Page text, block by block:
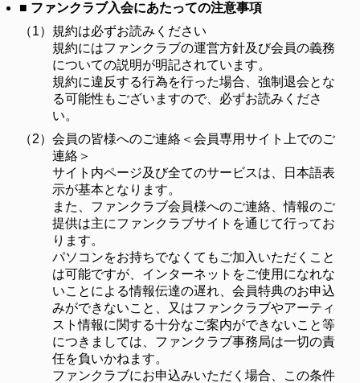
■ ファンクラブ入会にあたっての注意事項
（1） 規約は必ずお読みください
規約にはファンクラブの運営方針及び会員の義務
についての説明が明記されています。
規約に違反する行為を行った場合、強制退会とな
る可能性もございますので、必ずお読みくださ
い。
（2） 会員の皆様へのご連絡＜会員専用サイト上でのご
連絡＞
サイト内ページ及び全てのサービスは、日本語表
示が基本となります。
また、ファンクラブ会員様へのご連絡、情報のご
提供は主にファンクラブサイトを通じて行ってお
ります。
パソコンをお持ちでなくてもご加入いただくこと
は可能ですが、インターネットをご使用になれな
いことによる情報伝達の遅れ、会員特典のお申込
みができないこと、又はファンクラブやアーティ
スト情報に関する十分なご案内ができないこと等
につきましては、ファンクラブ事務局は一切の責
任を負いかねます。
ファンクラブにお申込みいただく場合、この条件